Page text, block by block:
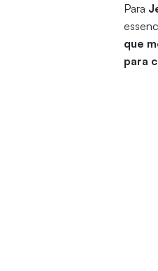
Para
que
para